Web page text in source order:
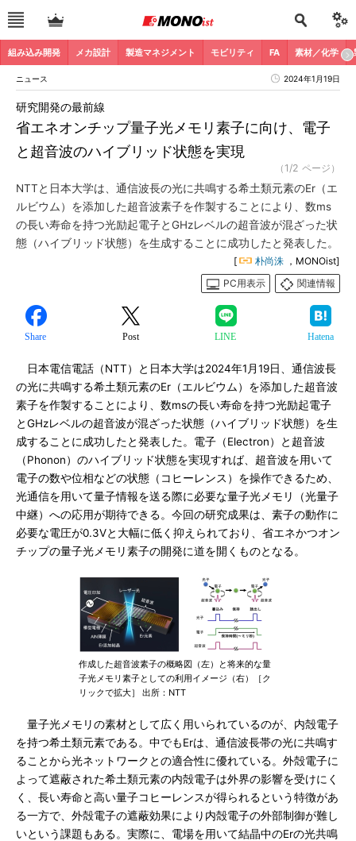
組み込み開発 メカ設計 製造マネジメント モビリティ FA 素材／化学
ニュース 2024年1月19日
省エネオンチップ量子光メモリ素子に向け、電子
と超音波のハイブリッド状態を実現
研究開発の最前線
（1/2 ページ）
NTTと日本大学は、通信波長の光に共鳴する希土類元素のEr（エ
ルビウム）を添加した超音波素子を作製することにより、数ms
の長い寿命を持つ光励起電子とGHzレベルの超音波が混ざった状
態（ハイブリッド状態）を生成することに成功したと発表した。
[ 朴尚洙 ，MONOist]
PC用表示
関連情報
Share Post LINE Hatena
日本電信電話（NTT）と日本大学は2024年1月19日、通信波長
の光に共鳴する希土類元素のEr（エルビウム）を添加した超音波
素子を作製することにより、数msの長い寿命を持つ光励起電子
とGHzレベルの超音波が混ざった状態（ハイブリッド状態）を生
成することに成功したと発表した。電子（Electron）と超音波
（Phonon）のハイブリッド状態を実現すれば、超音波を用いて
電子の数や位相などの状態（コヒーレンス）を操作できるため、
光通信を用いて量子情報を送る際に必要な量子光メモリ（光量子
中継）への応用が期待できる。今回の研究成果は、素子の動作に
必要な電圧が0.3Vと大幅に低く抑えられており、省エネかつオン
チップの量子光メモリ素子の開発に道を開くものとなる。
作成した超音波素子の概略図（左）と将来的な量
子光メモリ素子としての利用イメージ（右）［ク
リックで拡大］ 出所：NTT
量子光メモリの素材として広く用いられているのが、内殻電子
を持つ希土類元素である。中でもErは、通信波長帯の光に共鳴す
ることから光ネットワークとの適合性に優れている。外殻電子に
よって遮蔽された希土類元素の内殻電子は外界の影響を受けにく
く、長い寿命と高い量子コヒーレンスが得られるという特徴があ
る一方で、外殻電子の遮蔽効果により内殻電子の外部制御が難し
いという課題もある。実際に、電場を用いて結晶中のErの光共鳴